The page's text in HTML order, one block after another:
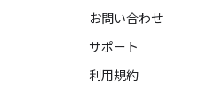
お問い合わせ
サポート
利用規約